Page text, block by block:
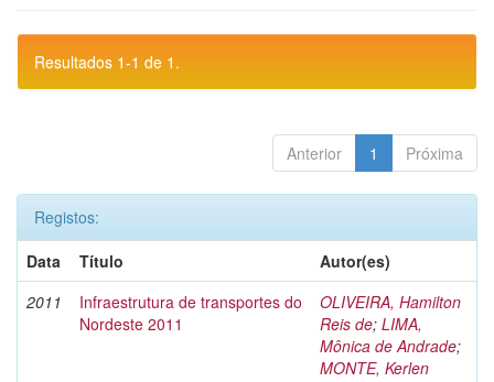
Resultados 1-1 de 1.
Anterior 1 Próxima
Registos:
Data
Título
Autor(es)
2011
Infraestrutura de transportes do
Nordeste 2011
OLIVEIRA, Hamilton
Reis de; LIMA,
Mônica de Andrade;
MONTE, Kerlen